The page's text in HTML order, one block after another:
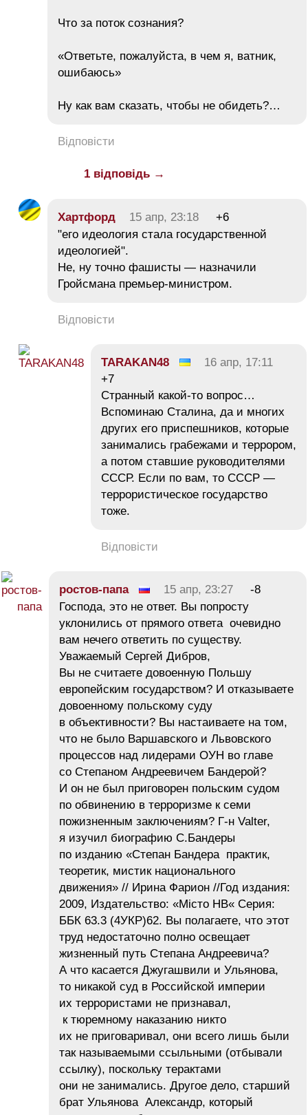
Что за поток сознания?
«Ответьте, пожалуйста, в чем я, ватник,
ошибаюсь»
Ну как вам сказать, чтобы не обидеть?…
Відповісти
1 відповідь →
Хартфорд 15 апр, 23:18
+6
"его идеология стала государственной
идеологией".
Не, ну точно фашисты — назначили
Гройсмана премьер-министром.
Відповісти
TARAKAN48
16 апр, 17:11
+7
Странный какой-то вопрос…
Вспоминаю Сталина, да и многих
других его приспешников, которые
занимались грабежами и террором,
а потом ставшие руководителями
СССР. Если по вам, то СССР —
террористическое государство
тоже.
Відповісти
ростов-папа 15 апр, 23:27
-8
Господа, это не ответ. Вы попросту
уклонились от прямого ответа очевидно
вам нечего ответить по существу.
Уважаемый Сергей Дибров,
Вы не считаете довоенную Польшу
европейским государством? И отказываете
довоенному польскому суду
в объективности? Вы настаиваете на том,
что не было Варшавского и Львовского
процессов над лидерами ОУН во главе
со Степаном Андреевичем Бандерой?
И он не был приговорен польским судом
по обвинению в терроризме к семи
пожизненным заключениям? Г-н Valter,
я изучил биографию С.Бандеры
по изданию «Степан Бандера практик,
теоретик, мистик национального
движения» // Ирина Фарион //Год издания:
2009, Издательство: «Місто НВ« Серия:
ББК 63.3 (4УКР)62. Вы полагаете, что этот
труд недостаточно полно освещает
жизненный путь Степана Андреевича?
А что касается Джугашвили и Ульянова,
то никакой суд в Российской империи
их террористами не признавал,
к тюремному наказанию никто
их не приговаривал, они всего лишь были
так называемыми ссыльными (отбывали
ссылку), поскольку терактами
они не занимались. Другое дело, старший
брат Ульянова Александр, который